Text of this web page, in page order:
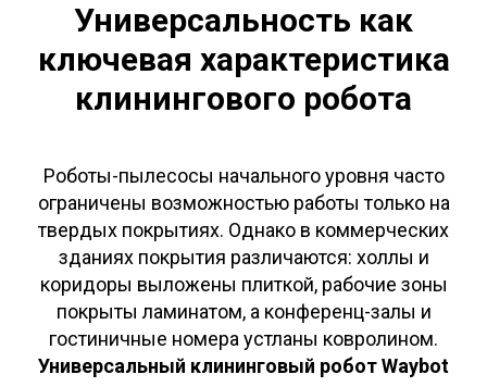
Универсальность как
ключевая характеристика
клинингового робота
Роботы-пылесосы начального уровня часто
ограничены возможностью работы только на
твердых покрытиях. Однако в коммерческих
зданиях покрытия различаются: холлы и
коридоры выложены плиткой, рабочие зоны
покрыты ламинатом, а конференц-залы и
гостиничные номера устланы ковролином.
Универсальный клининговый робот Waybot